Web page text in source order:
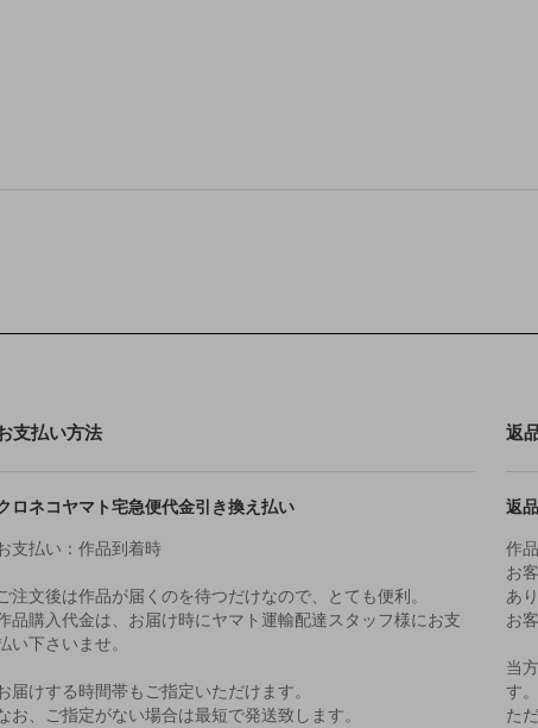
支払い方法
ロネコヤマト宅急便代金引き換え払い
支払い：作品到着時
注文後は作品が届くのを待つだけなので、とても便利。
品購入代金は、お届け時にヤマト運輸配達スタッフ様にお支
い下さいませ。
届けする時間帯もご指定いただけます。
お、ご指定がない場合は最短で発送致します。
返
返
作
お
あ
お
当
す
た